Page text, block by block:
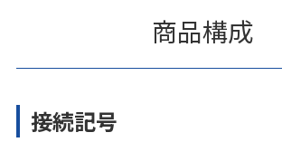
商品構成
接続記号